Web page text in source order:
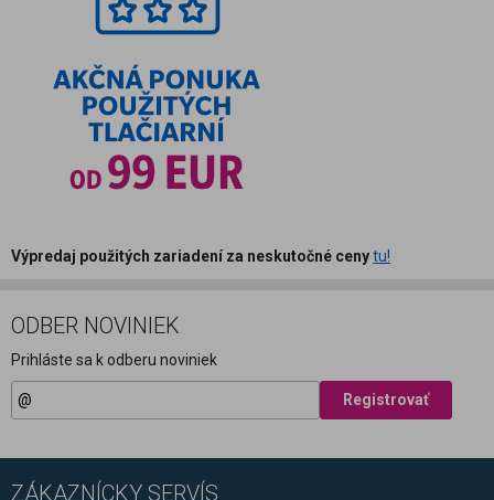
Výpredaj použitých zariadení za neskutočné cenytu!
ODBER NOVINIEK
Prihláste sa k odberu noviniek
Registrovať
ZÁKAZNÍCKY SERVÍS